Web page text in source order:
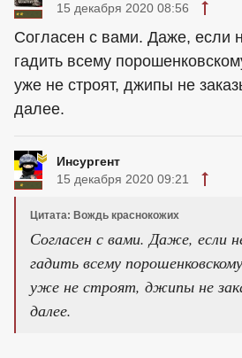
15 декабря 2020 08:56
Согласен с вами. Даже, если
гадить всему
уже не строят, джипы не
далее.
Инсургент
15 декабря 2020 09:21
Цитата: Вождь краснокожих
Согласен с вами. Даже,
гадить всему
уже не строят, джипы не
далее.